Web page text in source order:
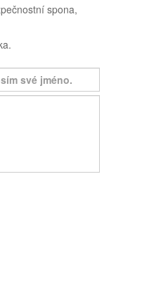
spona,